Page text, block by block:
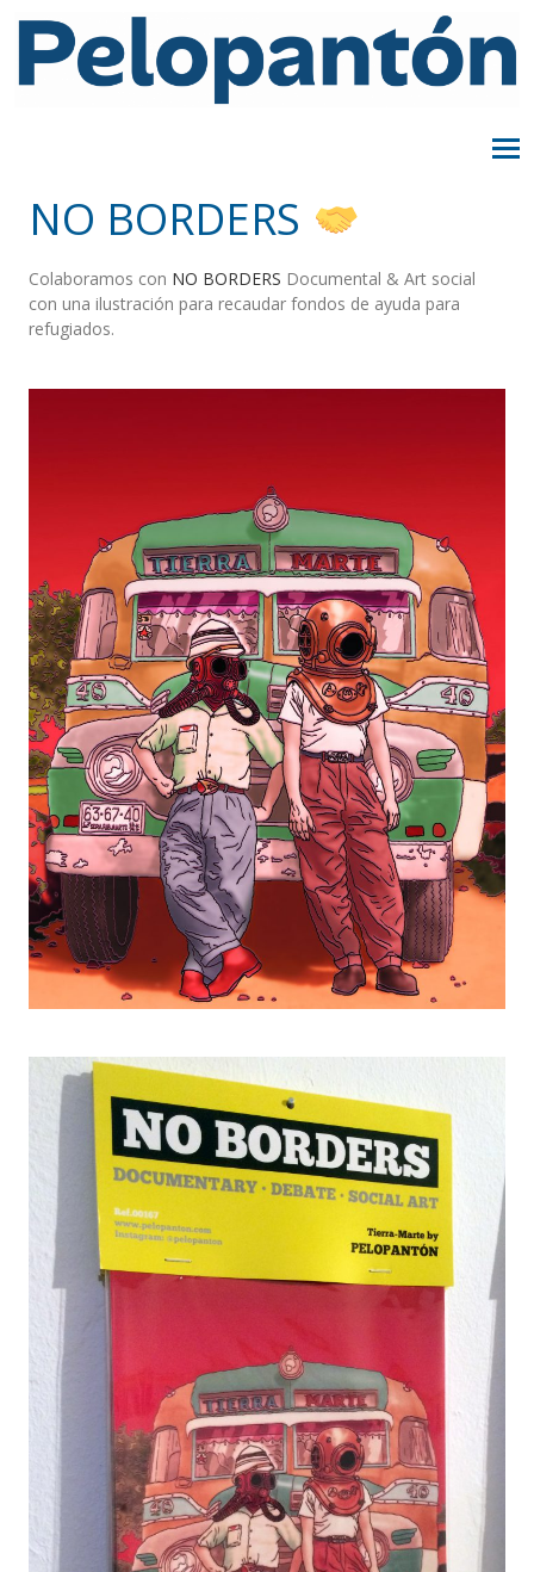
NO BORDERS
Colaboramos con NO BORDERS Documental & Art social
con una ilustración para recaudar fondos de ayuda para
refugiados.